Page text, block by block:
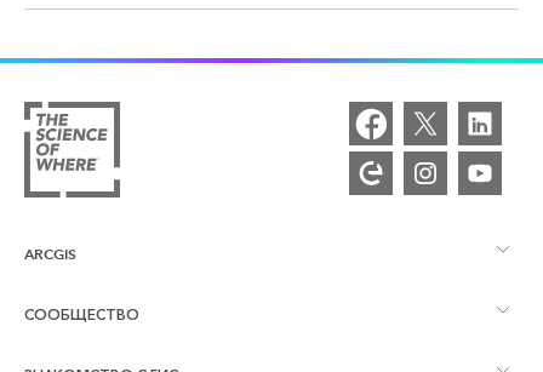
ARCGIS
Обзор ArcGIS
СООБЩЕСТВО